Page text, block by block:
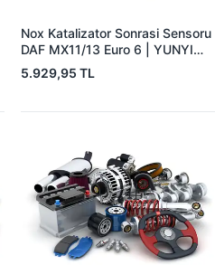
Nox Katalizator Sonrasi Sensoru
DAF MX11/13 Euro 6 | YUNYI
NOX0607 | OEM 5WK96605C
7422827993 20873395
5.929,95 TL